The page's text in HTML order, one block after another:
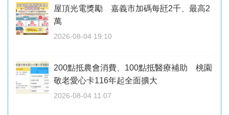
屋頂光電獎勵 嘉義市加碼每瓩2千、最高2
萬
2026-08-04 19:10
200點抵農會消費、100點抵醫療補助 桃園
敬老愛心卡116年起全面擴大
2026-08-04 11:07